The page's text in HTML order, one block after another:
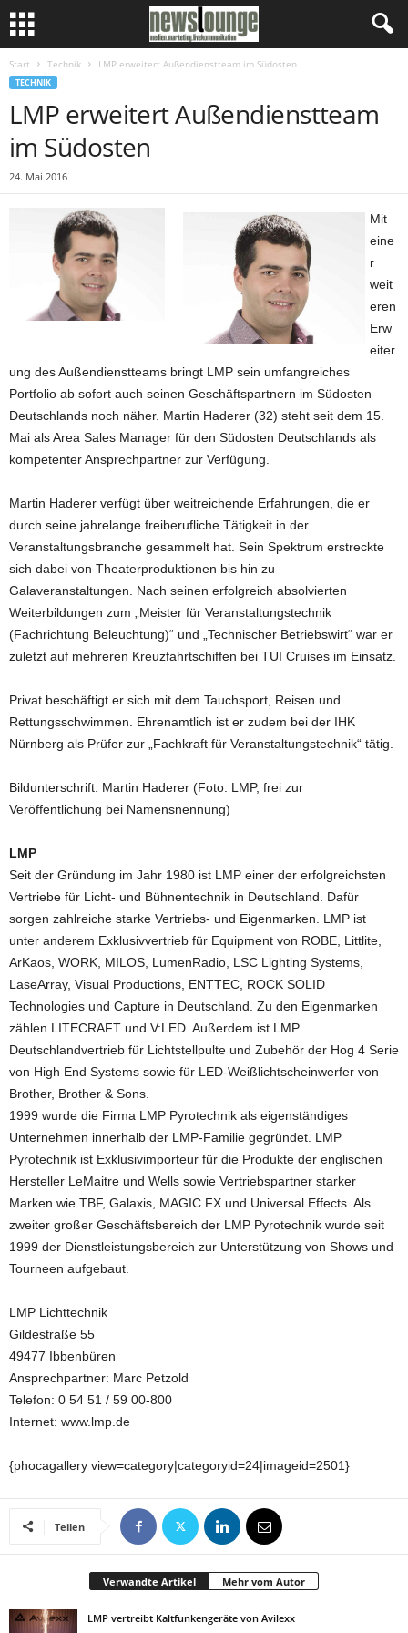
Start Technik LMP erweitert Außendienstteam im Südosten
TECHNIK
LMP erweitert Außendienstteam
im Südosten
24. Mai 2016
Mit
eine
r
weit
eren
Erw
eiter
ung des Außendienstteams bringt LMP sein umfangreiches
Portfolio ab sofort auch seinen Geschäftspartnern im Südosten
Deutschlands noch näher. Martin Haderer (32) steht seit dem 15.
Mai als Area Sales Manager für den Südosten Deutschlands als
kompetenter Ansprechpartner zur Verfügung.
Martin Haderer verfügt über weitreichende Erfahrungen, die er
durch seine jahrelange freiberufliche Tätigkeit in der
Veranstaltungsbranche gesammelt hat. Sein Spektrum erstreckte
sich dabei von Theaterproduktionen bis hin zu
Galaveranstaltungen. Nach seinen erfolgreich absolvierten
Weiterbildungen zum „Meister für Veranstaltungstechnik
(Fachrichtung Beleuchtung)“ und „Technischer Betriebswirt“ war er
zuletzt auf mehreren Kreuzfahrtschiffen bei TUI Cruises im Einsatz.
Privat beschäftigt er sich mit dem Tauchsport, Reisen und
Rettungsschwimmen. Ehrenamtlich ist er zudem bei der IHK
Nürnberg als Prüfer zur „Fachkraft für Veranstaltungstechnik“ tätig.
Bildunterschrift: Martin Haderer (Foto: LMP, frei zur
Veröffentlichung bei Namensnennung)
LMP
Seit der Gründung im Jahr 1980 ist LMP einer der erfolgreichsten
Vertriebe für Licht- und Bühnentechnik in Deutschland. Dafür
sorgen zahlreiche starke Vertriebs- und Eigenmarken. LMP ist
unter anderem Exklusivvertrieb für Equipment von ROBE, Littlite,
ArKaos, WORK, MILOS, LumenRadio, LSC Lighting Systems,
LaseArray, Visual Productions, ENTTEC, ROCK SOLID
Technologies und Capture in Deutschland. Zu den Eigenmarken
zählen LITECRAFT und V:LED. Außerdem ist LMP
Deutschlandvertrieb für Lichtstellpulte und Zubehör der Hog 4 Serie
von High End Systems sowie für LED-Weißlichtscheinwerfer von
Brother, Brother & Sons.
1999 wurde die Firma LMP Pyrotechnik als eigenständiges
Unternehmen innerhalb der LMP-Familie gegründet. LMP
Pyrotechnik ist Exklusivimporteur für die Produkte der englischen
Hersteller LeMaitre und Wells sowie Vertriebspartner starker
Marken wie TBF, Galaxis, MAGIC FX und Universal Effects. Als
zweiter großer Geschäftsbereich der LMP Pyrotechnik wurde seit
1999 der Dienstleistungsbereich zur Unterstützung von Shows und
Tourneen aufgebaut.
LMP Lichttechnik
Gildestraße 55
49477 Ibbenbüren
Ansprechpartner: Marc Petzold
Telefon: 0 54 51 / 59 00-800
Internet: www.lmp.de
{phocagallery view=category|categoryid=24|imageid=2501}
Teilen
Verwandte Artikel Mehr vom Autor
LMP vertreibt Kaltfunkengeräte von Avilexx